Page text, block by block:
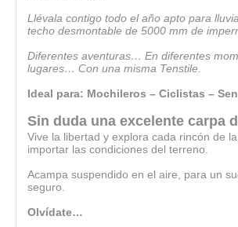
Llévala contigo todo el año apto para
techo desmontable de 5000 mm de
Diferentes aventuras… En diferentes
lugares… Con una misma Tenstile.
Ideal para: Mochileros – Ciclistas –
Sin duda una excelente carpa
Vive la libertad y explora cada rincón de
importar las condiciones del terreno.
Acampa suspendido en el aire, para un
seguro.
Olvídate…